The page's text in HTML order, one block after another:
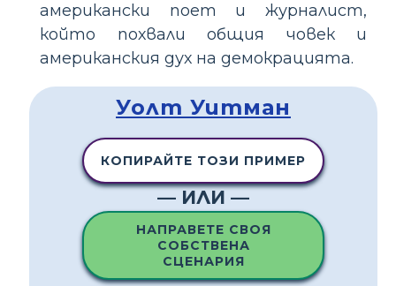
американски поет и журналист,
който похвали общия човек и
американския дух на демокрацията.
Уолт Уитман
КОПИРАЙТЕ ТОЗИ ПРИМЕР
— ИЛИ —
НАПРАВЕТЕ СВОЯ
СОБСТВЕНА
СЦЕНАРИЯ